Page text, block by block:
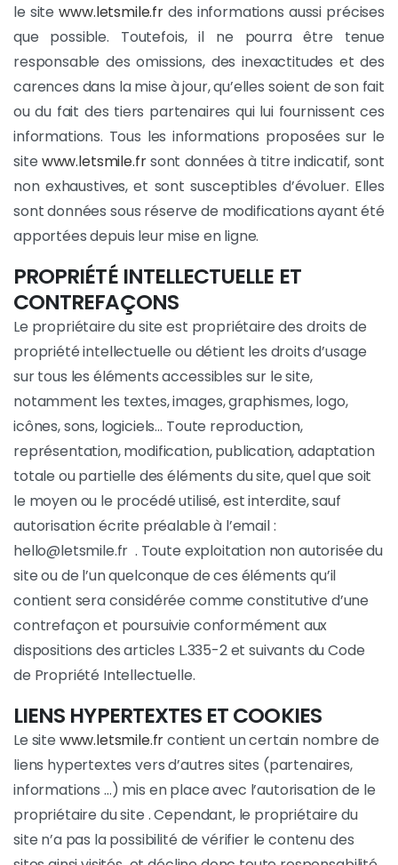
le sitewww.letsmile.frdes informations aussi précises
que possible. Toutefois, il ne pourra être tenue
responsable des omissions, des inexactitudes et des
carences dans la mise à jour, qu’elles soient de son fait
ou du fait des tiers partenaires qui lui fournissent ces
informations. Tous les informations proposées sur le
site www.letsmile.frsont données à titre indicatif, sont
non exhaustives, et sont susceptibles d’évoluer. Elles
sont données sous réserve de modifications ayant été
apportées depuis leur mise en ligne.
PROPRIÉTÉ INTELLECTUELLE ET
CONTREFAÇONS
Le propriétaire du site est propriétaire des droits de
propriété intellectuelle ou détient les droits d’usage
sur tous les éléments accessibles sur le site,
notamment les textes, images, graphismes, logo,
icônes, sons, logiciels… Toute reproduction,
représentation, modification, publication, adaptation
totale ou partielle des éléments du site, quel que soit
le moyen ou le procédé utilisé, est interdite, sauf
autorisation écrite préalable à l’email :
hello@letsmile.fr . Toute exploitation non autorisée du
site ou de l’un quelconque de ces éléments qu’il
contient sera considérée comme constitutive d’une
contrefaçon et poursuivie conformément aux
dispositions des articles L.335-2 et suivants du Code
de Propriété Intellectuelle.
LIENS HYPERTEXTES ET COOKIES
Le site www.letsmile.frcontient un certain nombre de
liens hypertextes vers d’autres sites (partenaires,
informations …) mis en place avec l’autorisation de le
propriétaire du site . Cependant, le propriétaire du
site n’a pas la possibilité de vérifier le contenu des